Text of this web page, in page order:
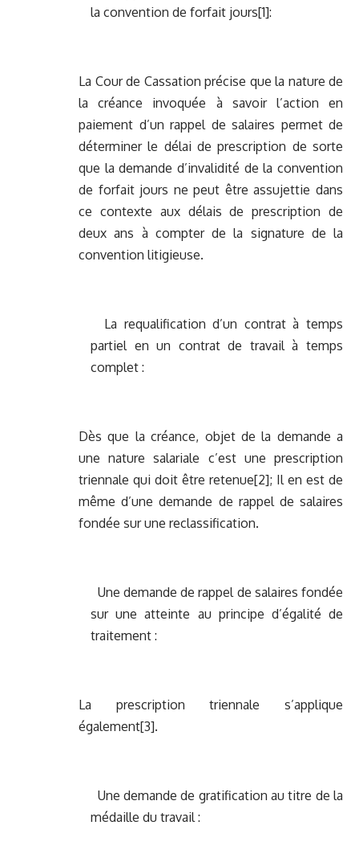
la convention de forfait jours[1]:
La Cour de Cassation précise que la nature de
la créance invoquée à savoir l’action en
paiement d’un rappel de salaires permet de
déterminer le délai de prescription de sorte
que la demande d’invalidité de la convention
de forfait jours ne peut être assujettie dans
ce contexte aux délais de prescription de
deux ans à compter de la signature de la
convention litigieuse.
La requalification d’un contrat à temps
partiel en un contrat de travail à temps
complet :
Dès que la créance, objet de la demande a
une nature salariale c’est une prescription
triennale qui doit être retenue[2]; Il en est de
même d’une demande de rappel de salaires
fondée sur une reclassification.
Une demande de rappel de salaires fondée
sur une atteinte au principe d’égalité de
traitement :
La prescription triennale s’applique
également[3].
Une demande de gratification au titre de la
médaille du travail :